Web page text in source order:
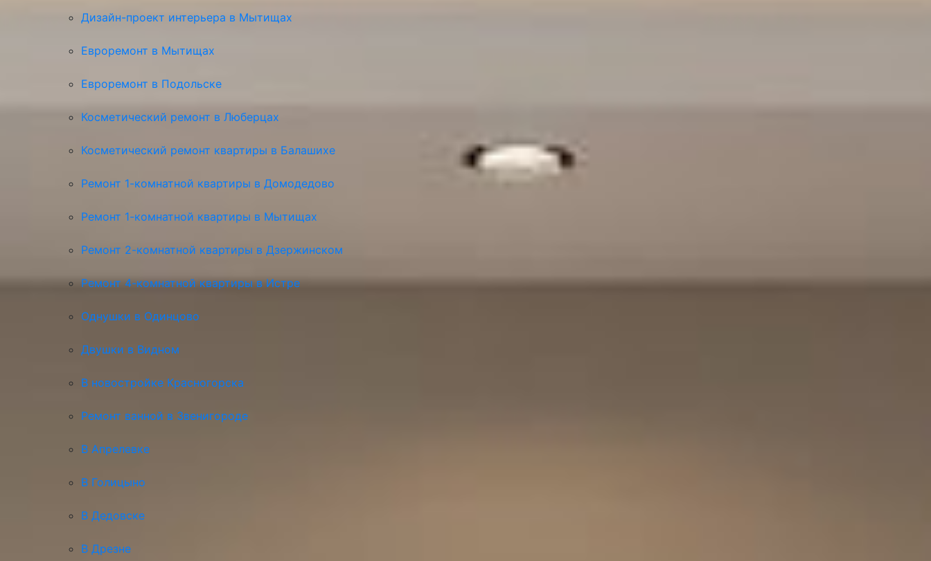
Дизайн-проект интерьера в Мытищах
Евроремонт в Мытищах
Евроремонт в Подольске
Косметический ремонт в Люберцах
Косметический ремонт квартиры в Балашихе
Ремонт 1-комнатной квартиры в Домодедово
Ремонт 1-комнатной квартиры в Мытищах
Ремонт 2-комнатной квартиры в Дзержинском
Ремонт 4-комнатной квартиры в Истре
Однушки в Одинцово
Двушки в Видном
В новостройке Красногорска
Ремонт ванной в Звенигороде
В Апрелевке
В Голицыно
В Дедовске
В Дрезне